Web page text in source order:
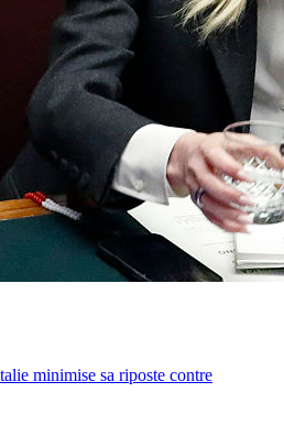
minimise sa riposte contre